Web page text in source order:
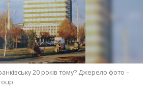
20 років тому? Джерело фото –